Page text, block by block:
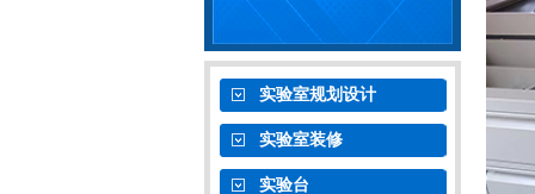
实验室规划设计
实验室装修
实验台